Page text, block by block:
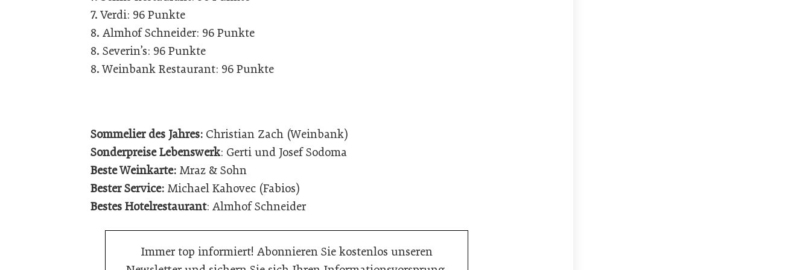
7. Verdi: 96 Punkte
8. Almhof Schneider: 96 Punkte
8. Severin’s: 96 Punkte
8. Weinbank Restaurant: 96 Punkte
Sommelier des Jahres: Christian Zach (Weinbank)
Sonderpreise Lebenswerk: Gerti und Josef Sodoma
Beste Weinkarte: Mraz & Sohn
Bester Service: Michael Kahovec (Fabios)
Bestes Hotelrestaurant: Almhof Schneider
Immer top informiert! Abonnieren Sie kostenlos unseren